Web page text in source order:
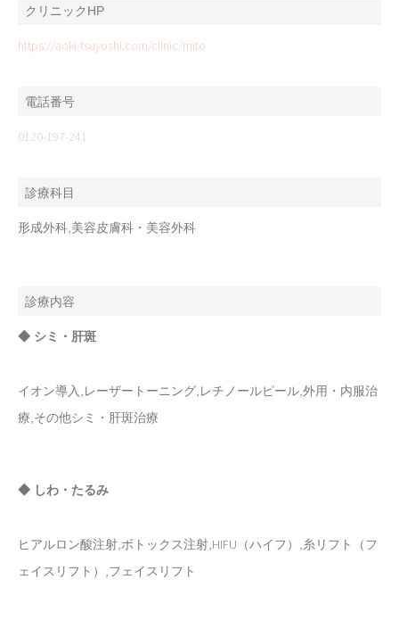
クリニックHP
https://aoki-tsuyoshi.com/clinic/mito
電話番号
0120-197-241
診療科目
形成外科,美容皮膚科・美容外科
診療内容
◆ シミ・肝斑
イオン導入,レーザートーニング,レチノールピール,外用・内服治
療,その他シミ・肝斑治療
◆ しわ・たるみ
ヒアルロン酸注射,ボトックス注射,HIFU（ハイフ）,糸リフト（フ
ェイスリフト）,フェイスリフト